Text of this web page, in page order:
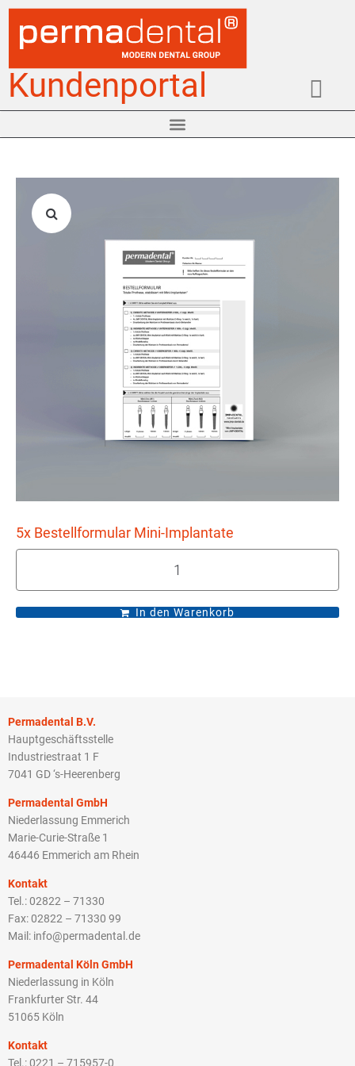
Kundenportal
5x Bestellformular Mini-Implantate
In den Warenkorb
Permadental B.V.
Hauptgeschäftsstelle
Industriestraat 1 F
7041 GD ‘s-Heerenberg
Permadental GmbH
Niederlassung Emmerich
Marie-Curie-Straße 1
46446 Emmerich am Rhein
Kontakt
Tel.: 02822 – 71330
Fax: 02822 – 71330 99
Mail: info@permadental.de
Permadental Köln GmbH
Niederlassung in Köln
Frankfurter Str. 44
51065 Köln
Kontakt
Tel.: 0221 – 715957-0